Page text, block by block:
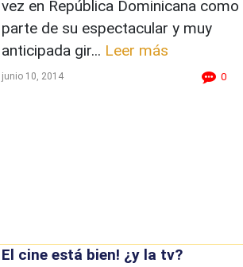
vez en República Dominicana como
parte de su espectacular y muy
anticipada gir... Leer más
junio 10, 2014 0
El cine está bien! ¿y la tv?